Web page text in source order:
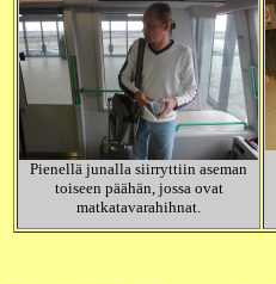
Pienellä junalla siirryttiin aseman
toiseen päähän, jossa ovat
matkatavarahihnat.